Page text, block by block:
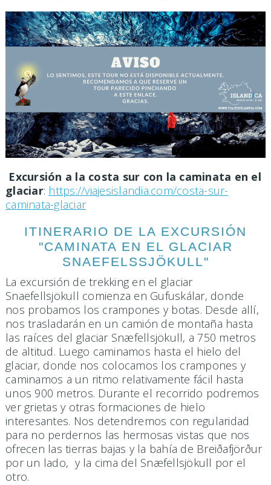
Excursión a la costa sur con la caminata en el
glaciar: https://viajesislandia.com/costa-sur-
caminata-glaciar
ITINERARIO DE LA EXCURSIÓN
"CAMINATA EN EL GLACIAR
SNAEFELSSJÖKULL"
La excursión de trekking en el glaciar
Snaefellsjökull comienza en Gufuskálar, donde
nos probamos los crampones y botas. Desde allí,
nos trasladarán en un camión de montaña hasta
las raíces del glaciar Snæfellsjökull, a 750 metros
de altitud. Luego caminamos hasta el hielo del
glaciar, donde nos colocamos los crampones y
caminamos a un ritmo relativamente fácil hasta
unos 900 metros. Durante el recorrido podremos
ver grietas y otras formaciones de hielo
interesantes. Nos detendremos con regularidad
para no perdernos las hermosas vistas que nos
ofrecen las tierras bajas y la bahía de Breiðafjörður
por un lado, y la cima del Snæfellsjökull por el
otro.